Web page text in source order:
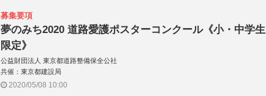
募集要項
夢のみち2020 道路愛護ポスターコンクール《小・中学生
限定》
公益財団法人 東京都道路整備保全公社
共催：東京都建設局
2020/05/08 10:00